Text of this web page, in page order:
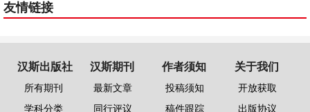
友情链接
汉斯出版社
所有期刊
学科分类
汉斯期刊
最新文章
同行评议
作者须知
投稿须知
稿件跟踪
关于我们
开放获取
出版协议